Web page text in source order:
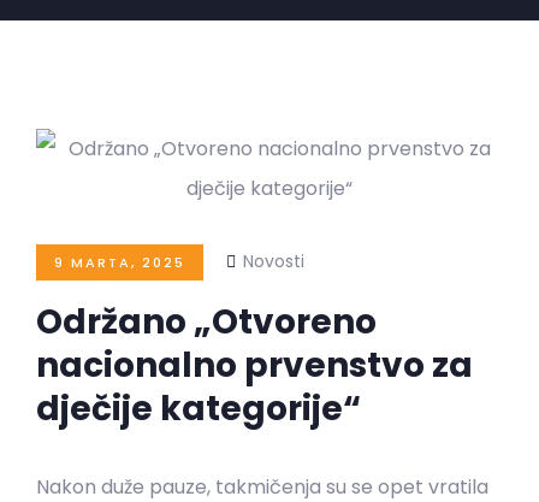
9 MARTA, 2025 Novosti
Održano „Otvoreno
nacionalno prvenstvo za
dječije kategorije“
Nakon duže pauze, takmičenja su se opet vratila